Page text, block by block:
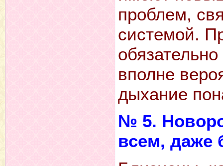
проблем,
системой.
вполне
дыхание
№ 5.
всем, даже